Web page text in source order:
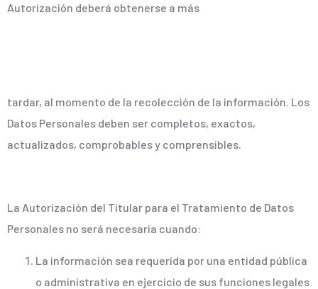
Autorización deberá obtenerse a más
tardar, al momento de la recolección de la información. Los
Datos Personales deben ser completos, exactos,
actualizados, comprobables y comprensibles.
La Autorización del Titular para el Tratamiento de Datos
Personales no será necesaria cuando:
La información sea requerida por una entidad pública
o administrativa en ejercicio de sus funciones legales